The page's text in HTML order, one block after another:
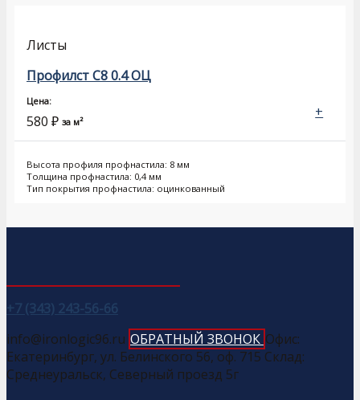
Листы
Профилст С8 0.4 ОЦ
Цена:
580 ₽ за м²
Высота профиля профнастила: 8 мм
Толщина профнастила: 0,4 мм
Тип покрытия профнастила: оцинкованный
+
+7 (343) 243-56-66
info@ironlogic96.ru ОБРАТНЫЙ ЗВОНОК Офис:
Екатеринбург, ул. Белинского 56, оф. 715 Склад:
Среднеуральск, Северный проезд 5г